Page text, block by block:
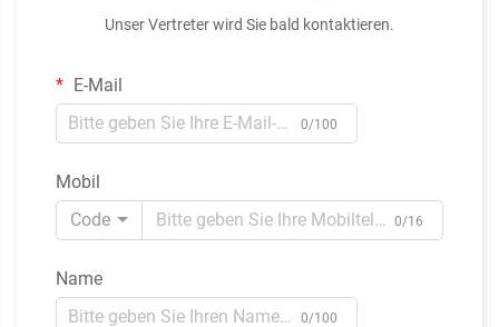
Unser Vertreter wird Sie bald kontaktieren.
E-Mail
0/100
Mobil
Code
0/16
Name
0/100